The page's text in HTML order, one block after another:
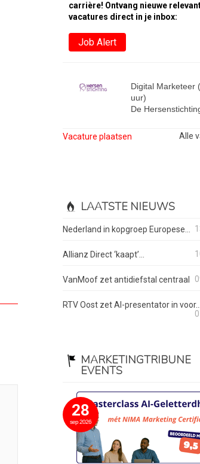
carrière! Ontvang nieuwe
vacatures direct in je inbox:
Job Alert
Digital Marketeer
uur)
De
Vacature plaatsen Alle
LAATSTE NIEUWS
Nederland in kopgroep Europese...
Allianz Direct ‘kaapt’...
VanMoof zet antidiefstal centraal
RTV Oost zet AI-presentator in voor...
MARKETINGTRIBUNE
EVENTS
28
sep 2026